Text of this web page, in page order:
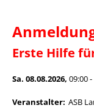
Erste Hilfe
Sa. 08.08.2026, 09:00
Veranstalter: ASB